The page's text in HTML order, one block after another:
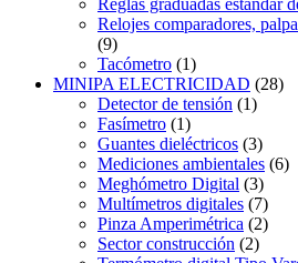
Reglas graduadas estándar
Relojes comparadores,
(9)
Tacómetro (1)
MINIPA ELECTRICIDAD (28)
Detector de tensión (1)
Fasímetro (1)
Guantes dieléctricos (3)
Mediciones ambientales (6)
Meghómetro Digital (3)
Multímetros digitales (7)
Pinza Amperimétrica (2)
Sector construcción (2)